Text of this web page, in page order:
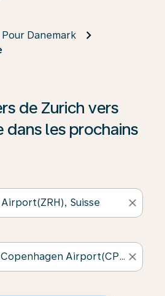
Pour Danemark
de Zurich vers
dans les prochains
close
close